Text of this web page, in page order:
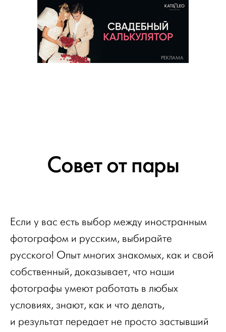
РЕКЛАМА
Совет от пары
Если у вас есть выбор между иностранным
фотографом и русским, выбирайте
русского! Опыт многих знакомых, как и свой
собственный, доказывает, что наши
фотографы умеют работать в любых
условиях, знают, как и что делать,
и результат передает не просто застывший